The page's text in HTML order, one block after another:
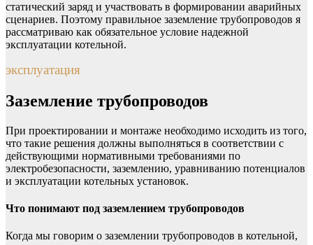
статический заряд и участвовать в формировании аварийных
сценариев. Поэтому правильное заземление трубопроводов я
рассматриваю как обязательное условие надежной
эксплуатации котельной.
эксплуатация
Заземление трубопроводов
При проектировании и монтаже необходимо исходить из того,
что такие решения должны выполняться в соответствии с
действующими нормативными требованиями по
электробезопасности, заземлению, уравниванию потенциалов
и эксплуатации котельных установок.
Что понимают под заземлением трубопроводов
Когда мы говорим о заземлении трубопроводов в котельной,